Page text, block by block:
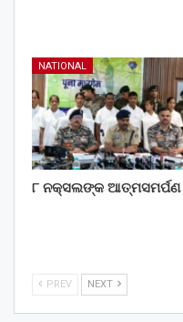
NATIONAL
୮ ନକ୍ସଲଙ୍କ ଆତ୍ମସମର୍ପଣ
PREV NEXT